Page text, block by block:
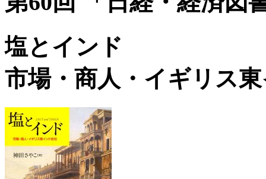
塩とインド
市場・商人・イギリス